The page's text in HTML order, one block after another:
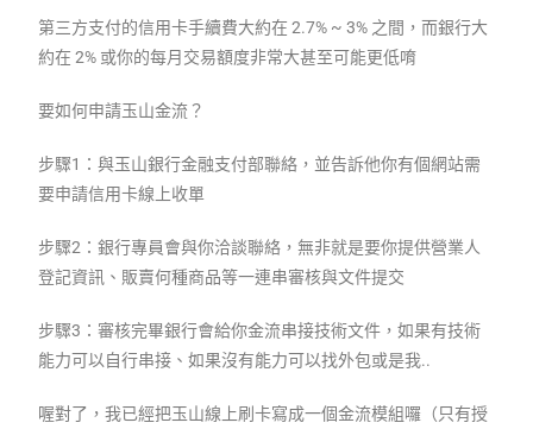
第三方支付的信用卡手續費大約在 2.7% ~ 3% 之間，而銀行大
約在 2% 或你的每月交易額度非常大甚至可能更低唷
要如何申請玉山金流？
步驟1：與玉山銀行金融支付部聯絡，並告訴他你有個網站需
要申請信用卡線上收單
步驟2：銀行專員會與你洽談聯絡，無非就是要你提供營業人
登記資訊、販賣何種商品等一連串審核與文件提交
步驟3：審核完畢銀行會給你金流串接技術文件，如果有技術
能力可以自行串接、如果沒有能力可以找外包或是我..
喔對了，我已經把玉山線上刷卡寫成一個金流模組囉（只有授